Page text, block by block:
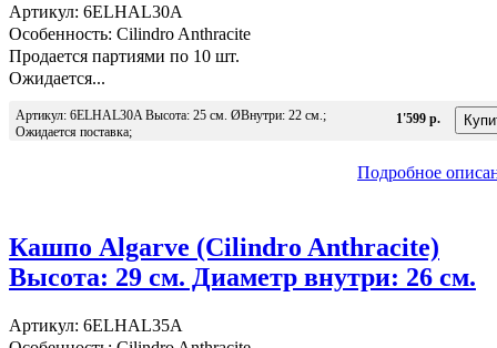
Артикул: 6ELHAL30A
Особенность: Cilindro Anthracite
Продается партиями по 10 шт.
Ожидается...
Артикул: 6ELHAL30A Высота: 25 см. ØВнутри: 22 см.;
Ожидается поставка;
1'599 р.
Подробное
Кашпо Algarve (Cilindro Anthracite)
Высота: 29 см. Диаметр внутри: 26 см.
Артикул: 6ELHAL35A